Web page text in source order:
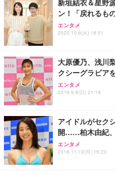
新垣結衣＆星野
ン！「戻れるも
エンタメ
2020.10.6(火) 18:51
大原優乃、浅川
クシーグラビア
エンタメ
2019.9.8(日) 21:19
アイドルがセク
開……柏木由紀
エンタメ
2018.11.12(月) 16:23